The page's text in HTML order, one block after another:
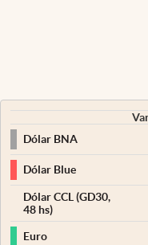
Dólar BNA
Dólar Blue
Dólar CCL (GD30,
48 hs)
Euro